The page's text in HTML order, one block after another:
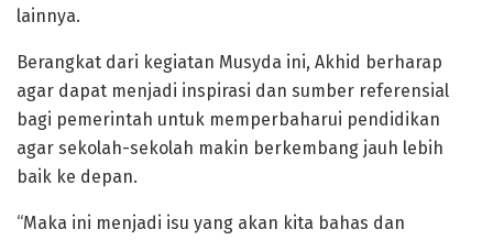
lainnya.
Berangkat dari kegiatan Musyda ini, Akhid berharap
agar dapat menjadi inspirasi dan sumber referensial
bagi pemerintah untuk memperbaharui pendidikan
agar sekolah-sekolah makin berkembang jauh lebih
baik ke depan.
“Maka ini menjadi isu yang akan kita bahas dan